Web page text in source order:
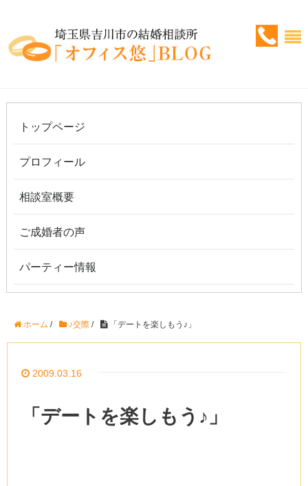
トップページ
プロフィール
相談室概要
ご成婚者の声
パーティー情報
ホーム / ♪交際 / 「デートを楽しもう♪」
2009.03.16
「デートを楽しもう♪」